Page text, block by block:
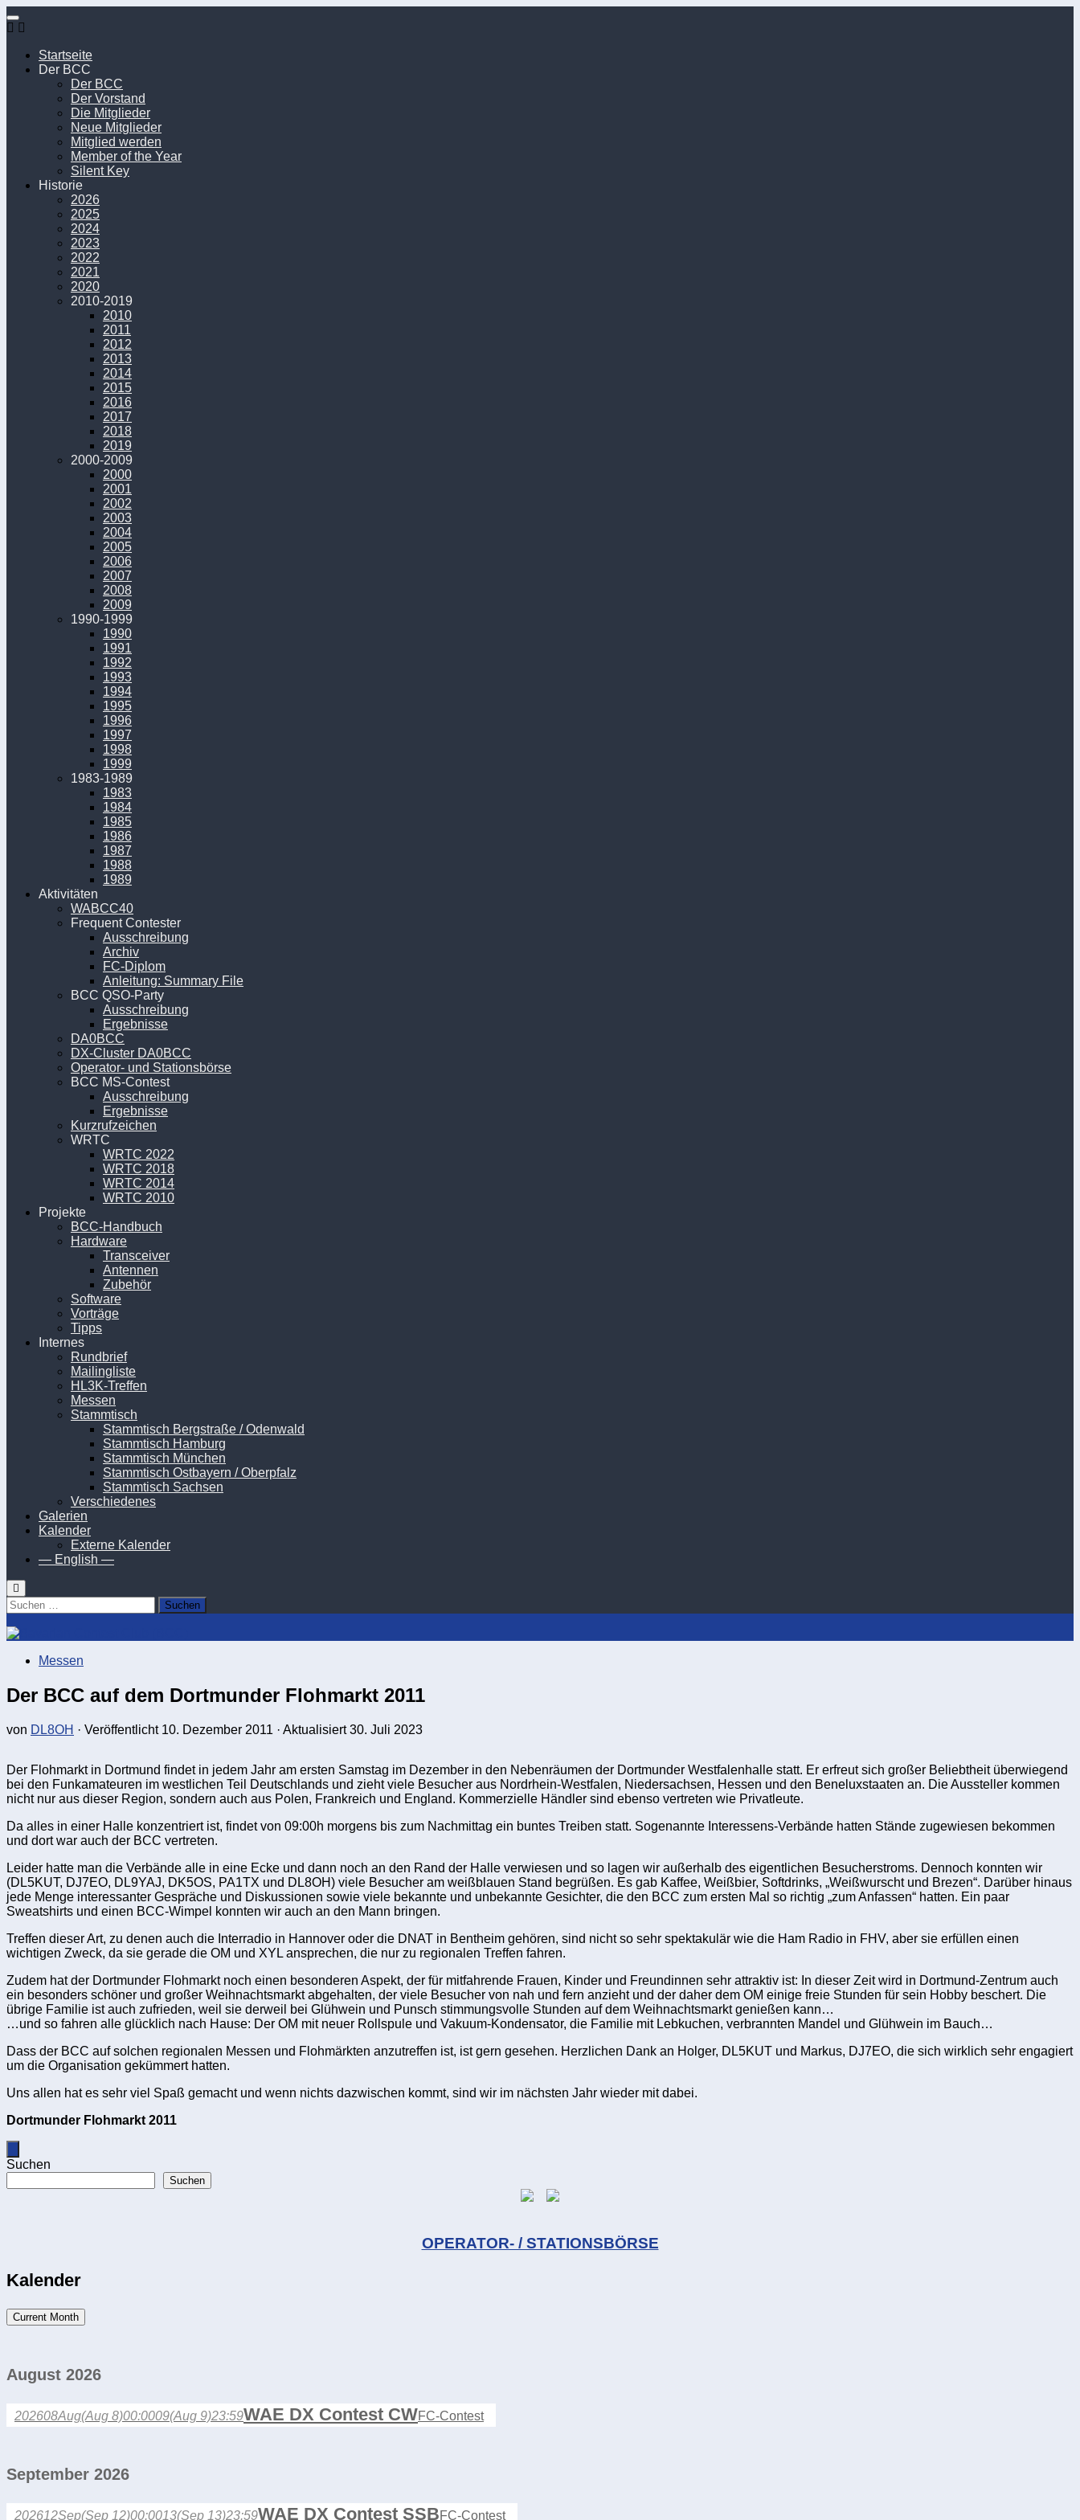
Unter
dem
Startseite
Der BCC
Der BCC
Der Vorstand
Die Mitglieder
Neue Mitglieder
Mitglied werden
Member of the Year
Silent Key
Historie
2026
2025
2024
2023
2022
2021
2020
2010-2019
2010
2011
2012
2013
2014
2015
2016
2017
2018
2019
2000-2009
2000
2001
2002
2003
2004
2005
2006
2007
2008
2009
1990-1999
1990
1991
1992
1993
1994
1995
1996
1997
1998
1999
1983-1989
1983
1984
1985
1986
1987
1988
1989
Aktivitäten
WABCC40
Frequent Contester
Ausschreibung
Archiv
FC-Diplom
Anleitung: Summary File
BCC QSO-Party
Ausschreibung
Ergebnisse
DA0BCC
DX-Cluster DA0BCC
Operator- und Stationsbörse
BCC MS-Contest
Ausschreibung
Ergebnisse
Kurzrufzeichen
WRTC
WRTC 2022
WRTC 2018
WRTC 2014
WRTC 2010
Projekte
BCC-Handbuch
Hardware
Transceiver
Antennen
Zubehör
Software
Vorträge
Tipps
Internes
Rundbrief
Mailingliste
HL3K-Treffen
Messen
Stammtisch
Stammtisch Bergstraße / Odenwald
Stammtisch Hamburg
Stammtisch München
Stammtisch Ostbayern / Oberpfalz
Stammtisch Sachsen
Verschiedenes
Galerien
Kalender
Externe Kalender
— English —
Suchen
nach:
Messen
Der BCC auf dem Dortmunder Flohmarkt 2011
von DL8OH · Veröffentlicht 10. Dezember 2011 · Aktualisiert30. Juli 2023
Der Flohmarkt in Dortmund findet in jedem Jahr am ersten Samstag im Dezember in den Nebenräumen der Dortmunder Westfalenhalle statt. Er erfreut sich großer Beliebtheit überwiegend
bei den Funkamateuren im westlichen Teil Deutschlands und zieht viele Besucher aus Nordrhein-Westfalen, Niedersachsen, Hessen und den Beneluxstaaten an. Die Aussteller kommen
nicht nur aus dieser Region, sondern auch aus Polen, Frankreich und England. Kommerzielle Händler sind ebenso vertreten wie Privatleute.
Da alles in einer Halle konzentriert ist, findet von 09:00h morgens bis zum Nachmittag ein buntes Treiben statt. Sogenannte Interessens-Verbände hatten Stände zugewiesen bekommen
und dort war auch der BCC vertreten.
Leider hatte man die Verbände alle in eine Ecke und dann noch an den Rand der Halle verwiesen und so lagen wir außerhalb des eigentlichen Besucherstroms. Dennoch konnten wir
(DL5KUT, DJ7EO, DL9YAJ, DK5OS, PA1TX und DL8OH) viele Besucher am weißblauen Stand begrüßen. Es gab Kaffee, Weißbier, Softdrinks, „Weißwurscht und Brezen“. Darüber hinaus
jede Menge interessanter Gespräche und Diskussionen sowie viele bekannte und unbekannte Gesichter, die den BCC zum ersten Mal so richtig „zum Anfassen“ hatten. Ein paar
Sweatshirts und einen BCC-Wimpel konnten wir auch an den Mann bringen.
Treffen dieser Art, zu denen auch die Interradio in Hannover oder die DNAT in Bentheim gehören, sind nicht so sehr spektakulär wie die Ham Radio in FHV, aber sie erfüllen einen
wichtigen Zweck, da sie gerade die OM und XYL ansprechen, die nur zu regionalen Treffen fahren.
Zudem hat der Dortmunder Flohmarkt noch einen besonderen Aspekt, der für mitfahrende Frauen, Kinder und Freundinnen sehr attraktiv ist: In dieser Zeit wird in Dortmund-Zentrum auch
ein besonders schöner und großer Weihnachtsmarkt abgehalten, der viele Besucher von nah und fern anzieht und der daher dem OM einige freie Stunden für sein Hobby beschert. Die
übrige Familie ist auch zufrieden, weil sie derweil bei Glühwein und Punsch stimmungsvolle Stunden auf dem Weihnachtsmarkt genießen kann…
…und so fahren alle glücklich nach Hause: Der OM mit neuer Rollspule und Vakuum-Kondensator, die Familie mit Lebkuchen, verbrannten Mandel und Glühwein im Bauch…
Dass der BCC auf solchen regionalen Messen und Flohmärkten anzutreffen ist, ist gern gesehen. Herzlichen Dank an Holger, DL5KUT und Markus, DJ7EO, die sich wirklich sehr engagiert
um die Organisation gekümmert hatten.
Uns allen hat es sehr viel Spaß gemacht und wenn nichts dazwischen kommt, sind wir im nächsten Jahr wieder mit dabei.
Dortmunder Flohmarkt 2011
Suchen
Suchen
OPERATOR- / STATIONSBÖRSE
Kalender
Current Month
August 2026
202608Aug(Aug 8)00:0009(Aug 9)23:59WAE DX Contest CWFC-Contest
September 2026
202612Sep(Sep 12)00:0013(Sep 13)23:59WAE DX Contest SSBFC-Contest